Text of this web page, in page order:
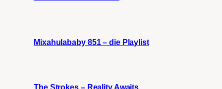
Mixahulababy 851 – die Playlist
The Strokes – Reality Awaits